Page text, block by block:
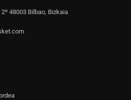
48003 Bilbao, Bizkaia